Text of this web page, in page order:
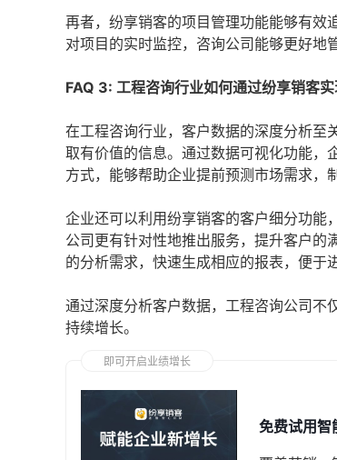
再者，纷享销客的项目管理功能能够有效
对项目的实时监控，咨询公司能够更好地
FAQ 3: 工程咨询行业如何通过纷享销客
在工程咨询行业，客户数据的深度分析至
取有价值的信息。通过数据可视化功能，
方式，能够帮助企业提前预测市场需求，
企业还可以利用纷享销客的客户细分功能
公司更有针对性地推出服务，提升客户的
的分析需求，快速生成相应的报表，便于
通过深度分析客户数据，工程咨询公司不
持续增长。
即可开启业绩增长
免费试用智